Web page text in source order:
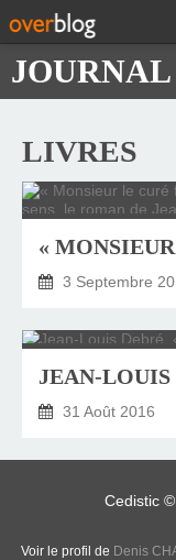
LIVRES
3 Septembre
31 Août 2016
Cedistic
Voir le profil de Denis